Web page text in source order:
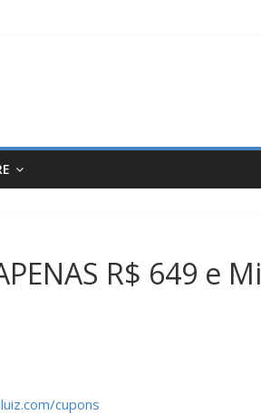
R$ 649 e Mi
cupons